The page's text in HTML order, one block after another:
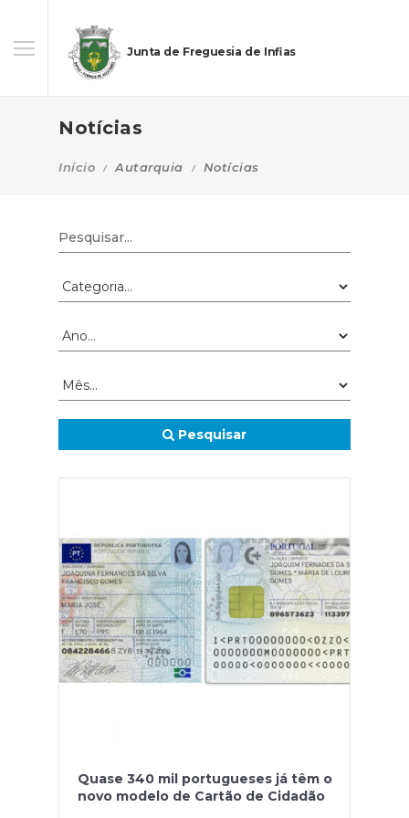
Junta de Freguesia de Infias
Notícias
Início Autarquia Notícias
Pesquisar
Quase 340 mil portugueses já têm o
novo modelo de Cartão de Cidadão